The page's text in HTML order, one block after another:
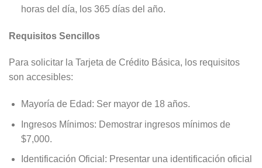
horas del día, los 365 días del año.
Requisitos Sencillos
Para solicitar la Tarjeta de Crédito Básica, los requisitos
son accesibles:
Mayoría de Edad: Ser mayor de 18 años.
Ingresos Mínimos: Demostrar ingresos mínimos de
$7,000.
Identificación Oficial: Presentar una identificación oficial